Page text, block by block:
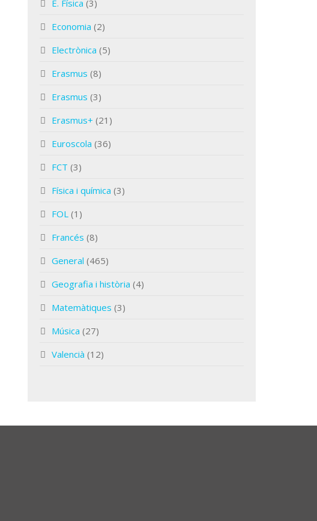
E. Física (3)
Economia (2)
Electrònica (5)
Erasmus (8)
Erasmus (3)
Erasmus+ (21)
Euroscola (36)
FCT (3)
Física i química (3)
FOL (1)
Francés (8)
General (465)
Geografia i història (4)
Matemàtiques (3)
Música (27)
Valencià (12)